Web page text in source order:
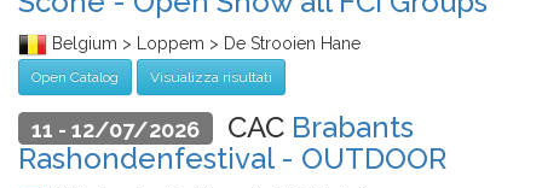
Belgium > Loppem > De Strooien Hane
Open Catalog Visualizza risultati
11 - 12/07/2026 CAC Brabants
Rashondenfestival - OUTDOOR